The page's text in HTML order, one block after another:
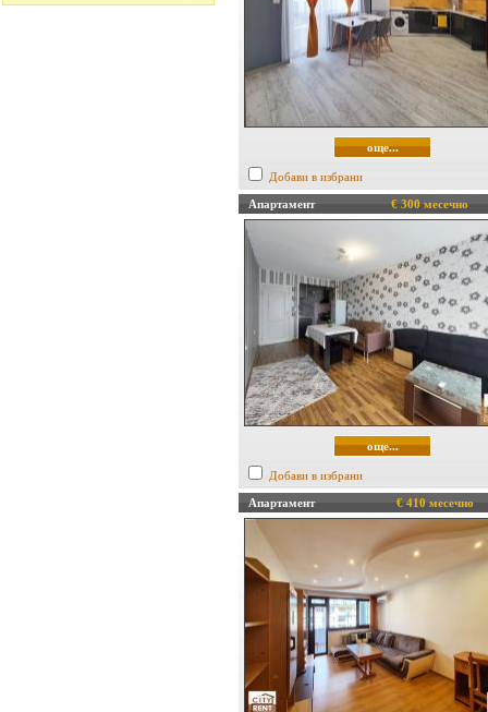
още...
Добави в избрани
Апартамент € 300 месечно
още...
Добави в избрани
Апартамент € 410 месечно